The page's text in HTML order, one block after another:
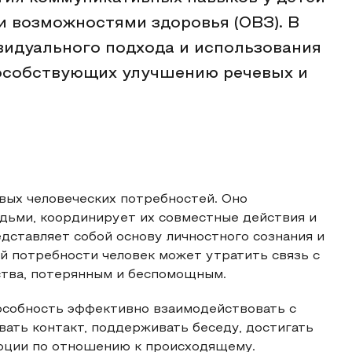
возможностями здоровья (ОВЗ). В
подхода и использования
улучшению речевых и
человеческих потребностей. Оно
координирует их совместные действия и
собой основу личностного сознания и
потребности человек может утратить связь с
потерянным и беспомощным.
эффективно взаимодействовать с
контакт, поддерживать беседу, достигать
по отношению к происходящему.